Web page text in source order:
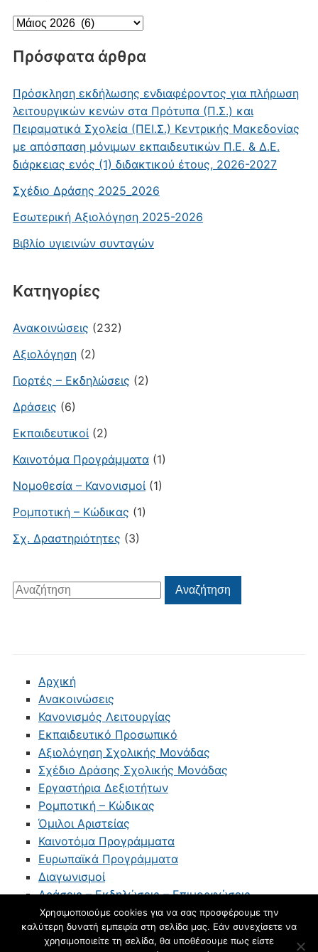
Ιστορικό
Πρόσφατα άρθρα
Πρόσκληση εκδήλωσης ενδιαφέροντος για πλήρωση
λειτουργικών κενών στα Πρότυπα (Π.Σ.) και
Πειραματικά Σχολεία (ΠΕΙ.Σ.) Κεντρικής Μακεδονίας
με απόσπαση μόνιμων εκπαιδευτικών Π.Ε. & Δ.Ε.
διάρκειας ενός (1) διδακτικού έτους, 2026-2027
Σχέδιο Δράσης 2025_2026
Εσωτερική Αξιολόγηση 2025-2026
Βιβλίο υγιεινών συνταγών
Kατηγορίες
Ανακοινώσεις (232)
Αξιολόγηση(2)
Γιορτές – Εκδηλώσεις (2)
Δράσεις (6)
Εκπαιδευτικοί(2)
Καινοτόμα Προγράμματα(1)
Νομοθεσία – Κανονισμοί(1)
Ρομποτική – Κώδικας (1)
Σχ. Δραστηριότητες (3)
Αναζήτηση
για:
Αναζήτηση
Αρχική
Ανακοινώσεις
Κανονισμός Λειτουργίας
Εκπαιδευτικό Προσωπικό
Αξιολόγηση Σχολικής Μονάδας
Σχέδιο Δράσης Σχολικής Μονάδας
Εργαστήρια Δεξιοτήτων
Ρομποτική – Κώδικας
Όμιλοι Αριστείας
Καινοτόμα Προγράμματα
Ευρωπαϊκά Προγράμματα
Διαγωνισμοί
Δράσεις – Εκδηλώσεις – Επιμορφώσεις
Επικοινωνία
blogs.sch.gr
Χρησιμοποιούμε cookies για να σας προσφέρουμε την
καλύτερη δυνατή εμπειρία στη σελίδα μας. Εάν συνεχίσετε να
χρησιμοποιείτε τη σελίδα, θα υποθέσουμε πως είστε